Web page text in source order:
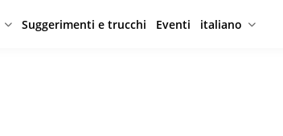
Suggerimenti e trucchi Eventi italiano